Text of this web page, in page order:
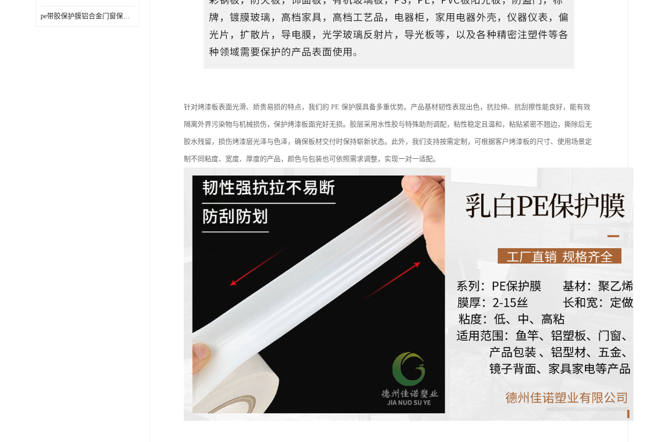
pe带胶保护膜铝合金门窗保护不锈钢板保护膜大理石建筑材料保护
针对烤漆板表面光滑、娇贵易损的特点，我们的 PE 保护膜具备多重优势。产品基材韧性表现出色，抗拉伸、抗刮擦性能良好，能有效
隔离外界污染物与机械损伤，保护烤漆板面完好无损。胶层采用水性胶与特殊助剂调配，粘性稳定且温和，粘贴紧密不翘边，撕除后无
胶水残留，损伤烤漆层光泽与色泽，确保板材交付时保持崭新状态。此外，我们支持按需定制，可根据客户烤漆板的尺寸、使用场景定
制不同粘度、宽度、厚度的产品，颜色与包装也可依照需求调整，实现一对一适配。